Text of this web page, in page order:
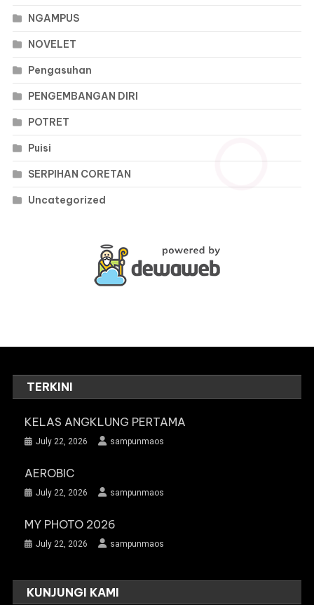
NGAMPUS
NOVELET
Pengasuhan
PENGEMBANGAN DIRI
POTRET
Puisi
SERPIHAN CORETAN
Uncategorized
TERKINI
KELAS ANGKLUNG PERTAMA
July 22, 2026 sampunmaos
AEROBIC
July 22, 2026 sampunmaos
MY PHOTO 2026
July 22, 2026 sampunmaos
KUNJUNGI KAMI